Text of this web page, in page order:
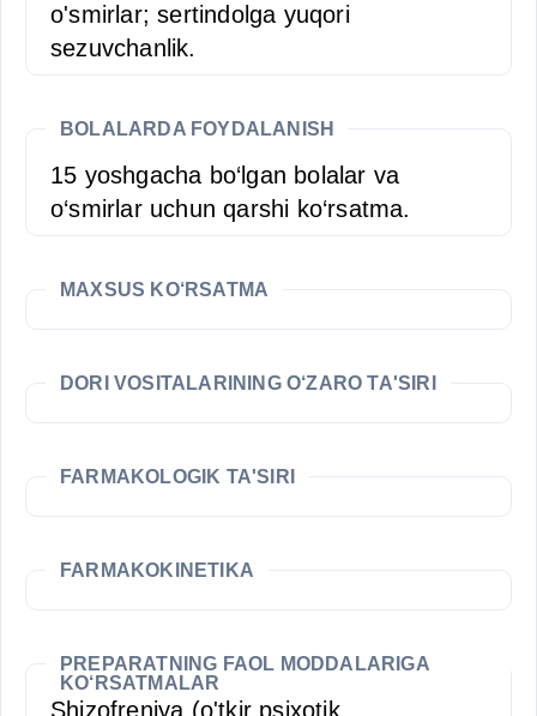
o'smirlar; sertindolga yuqori
sezuvchanlik.
BOLALARDA FOYDALANISH
15 yoshgacha bo‘lgan bolalar va
o‘smirlar uchun qarshi ko‘rsatma.
MAXSUS KO‘RSATMA
DORI VOSITALARINING O‘ZARO TA'SIRI
FARMAKOLOGIK TA'SIRI
FARMAKOKINETIKA
PREPARATNING FAOL MODDALARIGA
KO‘RSATMALAR
Shizofreniya (o'tkir psixotik